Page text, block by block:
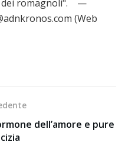
dei romagnoli". —
(Web
dell’amore e pure